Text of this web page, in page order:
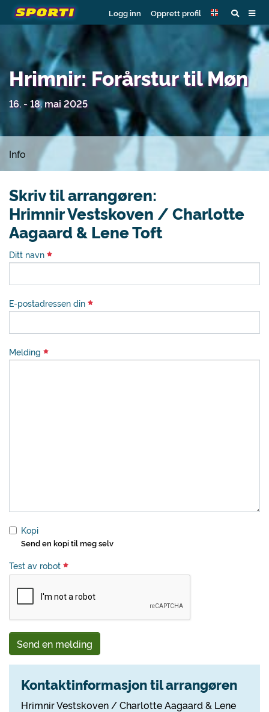
Logg inn Opprett profil
Hrimnir: Forårstur til Møn
16. - 18. mai 2025
Info
Skriv til arrangøren:
Hrimnir Vestskoven / Charlotte
Aagaard & Lene Toft
Ditt navn
E-postadressen din
Melding
Kopi
Send en kopi til meg selv
Test av robot
Send en melding
Kontaktinformasjon til arrangøren
Hrimnir Vestskoven / Charlotte Aagaard & Lene